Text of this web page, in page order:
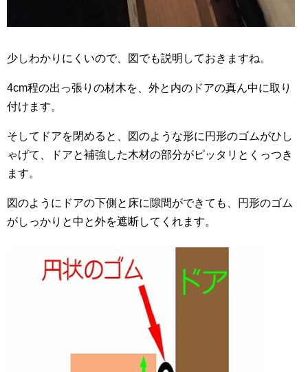
少しわかりにくいので、図でも説明しておきますね。
4cm程の出っ張りの材木を、外と内のドアの真ん中に取り
付けます。
そしてドアを閉めると、図のような形に円形のゴムがひし
ゃげて、ドアと補強した木材の部分がピッタリとくっつき
ます。
図のようにドアの下側と床に隙間ができても、円形のゴム
がしっかりと中と外を遮断してくれます。